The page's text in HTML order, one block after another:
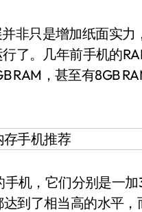
只是增加纸面实力
了。几年前手机的
RAM，甚至有8GB
机，它们分别是一加
到了相当高的水平，